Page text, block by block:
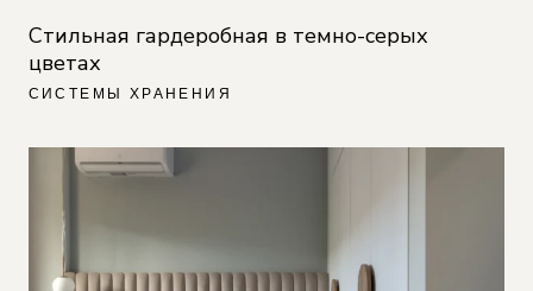
Стильная гардеробная в темно-серых
цветах
СИСТЕМЫ ХРАНЕНИЯ